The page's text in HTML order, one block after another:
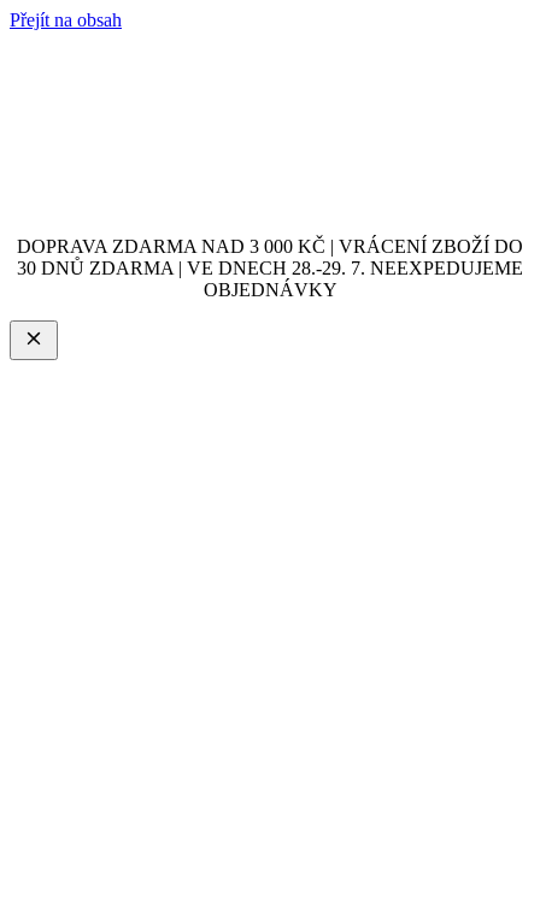
Přejít na obsah
DOPRAVA ZDARMA NAD 3 000 KČ | VRÁCENÍ ZBOŽÍ DO
30 DNŮ ZDARMA | VE DNECH 28.-29. 7. NEEXPEDUJEME
OBJEDNÁVKY